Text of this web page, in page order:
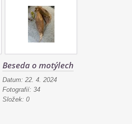
Beseda o motýlech
Datum: 22. 4. 2024
Fotografií: 34
Složek: 0